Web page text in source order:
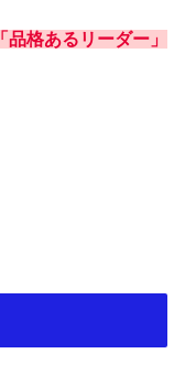
「品格あるリーダー」